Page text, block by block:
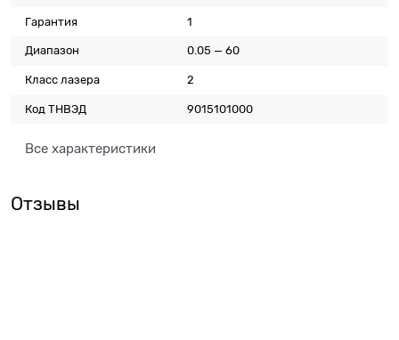
Гарантия 1
Диапазон 0.05 — 60
Класс лазера 2
Код ТНВЭД 9015101000
Все характеристики
Отзывы